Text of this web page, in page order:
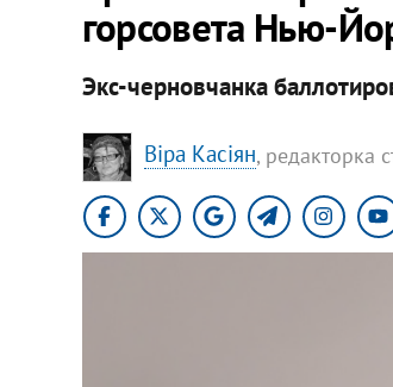
горсовета Нью-
Экс-черновчанка
Віра Касіян, редакторка